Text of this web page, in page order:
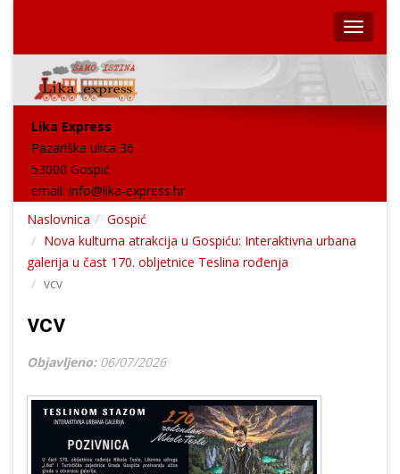
Lika Express
Pazariška ulica 36
53000 Gospić
email: info@lika-express.hr
Naslovnica
Gospić
Nova kulturna atrakcija u Gospiću: Interaktivna urbana
galerija u čast 170. obljetnice Teslina rođenja
vcv
vcv
Objavljeno: 06/07/2026